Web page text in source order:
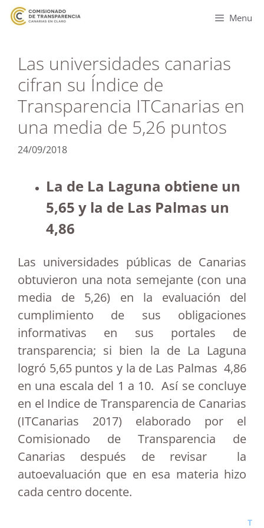
Menu
Las universidades canarias
cifran su Índice de
Transparencia ITCanarias en
una media de 5,26 puntos
24/09/2018
La de La Laguna obtiene un
5,65 y la de Las Palmas un
4,86
Las universidades públicas de Canarias
obtuvieron una nota semejante (con una
media de 5,26) en la evaluación del
cumplimiento de sus obligaciones
informativas en sus portales de
transparencia; si bien la de La Laguna
logró 5,65 puntos y la de Las Palmas 4,86
en una escala del 1 a 10. Así se concluye
en el Indice de Transparencia de Canarias
(ITCanarias 2017) elaborado por el
Comisionado de Transparencia de
Canarias después de revisar la
autoevaluación que en esa materia hizo
cada centro docente.
T